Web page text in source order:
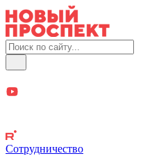
Сотрудничество